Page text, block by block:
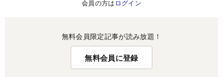
会員の方は ログイン
無料会員限定記事が読み放題！
無料会員に登録